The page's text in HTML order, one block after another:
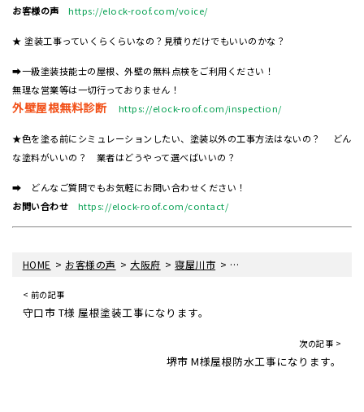
お客様の声
https://elock-roof.com/voice/
★ 塗装工事っていくらくらいなの？見積りだけでもいいのかな？
➡一級塗装技能士の屋根、外壁の無料点検をご利用ください！
無理な営業等は一切行っておりません！
外壁屋根無料診断 https://elock-roof.com/inspection/
★色を塗る前にシミュレーションしたい、塗装以外の工事方法はないの？ どん
な塗料がいいの？ 業者はどうやって選べばいいの？
➡ どんなご質問でもお気軽にお問い合わせください！
お問い合わせ
https://elock-roof.com/contact/
HOME > お客様の声 > 大阪府 >寝屋川市 > 寝屋川市 S様 屋根重ね葺き
< 前の記事
守口市 T様 屋根塗装工事になります。
次の記事 >
堺市 M様屋根防水工事になります。